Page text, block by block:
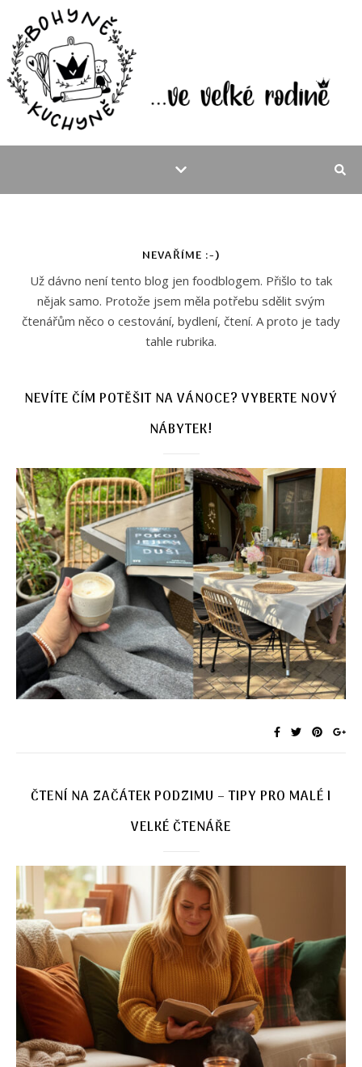
NEVAŘÍME :-)
Už dávno není tento blog jen foodblogem. Přišlo to tak
nějak samo. Protože jsem měla potřebu sdělit svým
čtenářům něco o cestování, bydlení, čtení. A proto je tady
tahle rubrika.
NEVÍTE ČÍM POTĚŠIT NA VÁNOCE? VYBERTE NOVÝ
NÁBYTEK!
ČTENÍ NA ZAČÁTEK PODZIMU – TIPY PRO MALÉ I
VELKÉ ČTENÁŘE